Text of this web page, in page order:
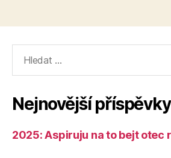
vyhledávání:
Nejnovější příspěvky
2025: Aspiruju na to bejt otec